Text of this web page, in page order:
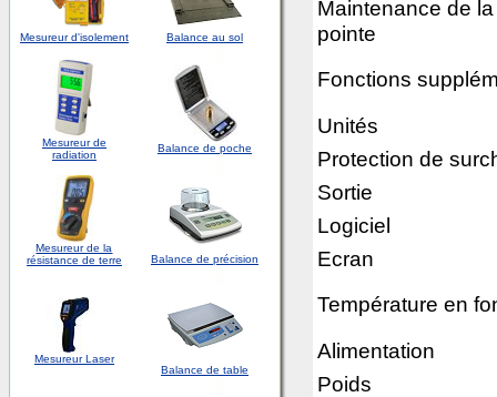
Mesureur d'isolement Balance au sol
Mesureur de
radiation
Balance de poche
Mesureur de la
résistance de terre
Balance de précision
Mesureur Laser
Balance de table
Maintenance de
pointe
Fonctions
Unités
Protection de
Sortie
Logiciel
Ecran
Température en
Alimentation
Poids